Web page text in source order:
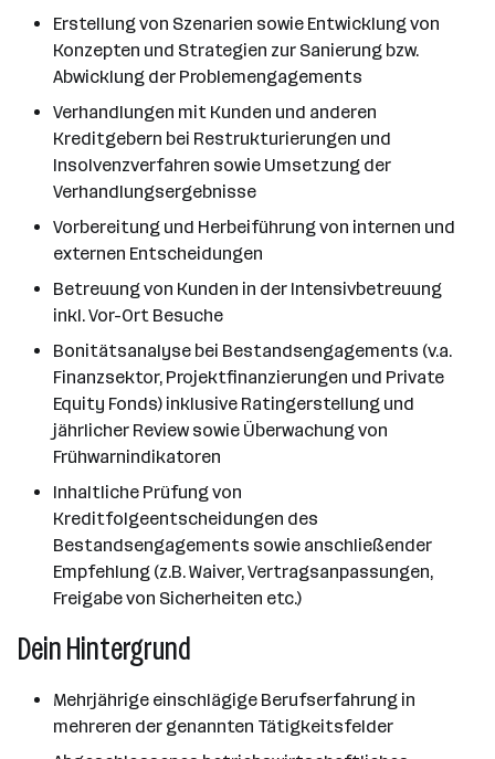
Erstellung von Szenarien sowie Entwicklung von
Konzepten und Strategien zur Sanierung bzw.
Abwicklung der Problemengagements
Verhandlungen mit Kunden und anderen
Kreditgebern bei Restrukturierungen und
Insolvenzverfahren sowie Umsetzung der
Verhandlungsergebnisse
Vorbereitung und Herbeiführung von internen und
externen Entscheidungen
Betreuung von Kunden in der Intensivbetreuung
inkl. Vor-Ort Besuche
Bonitätsanalyse bei Bestandsengagements (v.a.
Finanzsektor, Projektfinanzierungen und Private
Equity Fonds) inklusive Ratingerstellung und
jährlicher Review sowie Überwachung von
Frühwarnindikatoren
Inhaltliche Prüfung von
Kreditfolgeentscheidungen des
Bestandsengagements sowie anschließender
Empfehlung (z.B. Waiver, Vertragsanpassungen,
Freigabe von Sicherheiten etc.)
Dein Hintergrund
Mehrjährige einschlägige Berufserfahrung in
mehreren der genannten Tätigkeitsfelder